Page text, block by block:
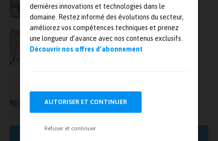
dernières innovations et technologies dans le
domaine. Restez informé des évolutions du secteur,
améliorez vos compétences techniques et prenez
une longueur d’avance avec nos contenus exclusifs.
Découvrir nos offres d’abonnement
AUTORISER ET CONTINUER
Refuser et continuer
Applus et Rohde & Schwarz intègrent un
système de tests eCall en environnement
d’essais CEM
d’oscilloscopes avec le modèle 8 voies de la
gamme R&S MXO 5